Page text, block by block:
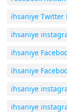
ihsaniye Twitter
ihsaniye
ihsaniye
ihsaniye
ihsaniye
ihsaniye